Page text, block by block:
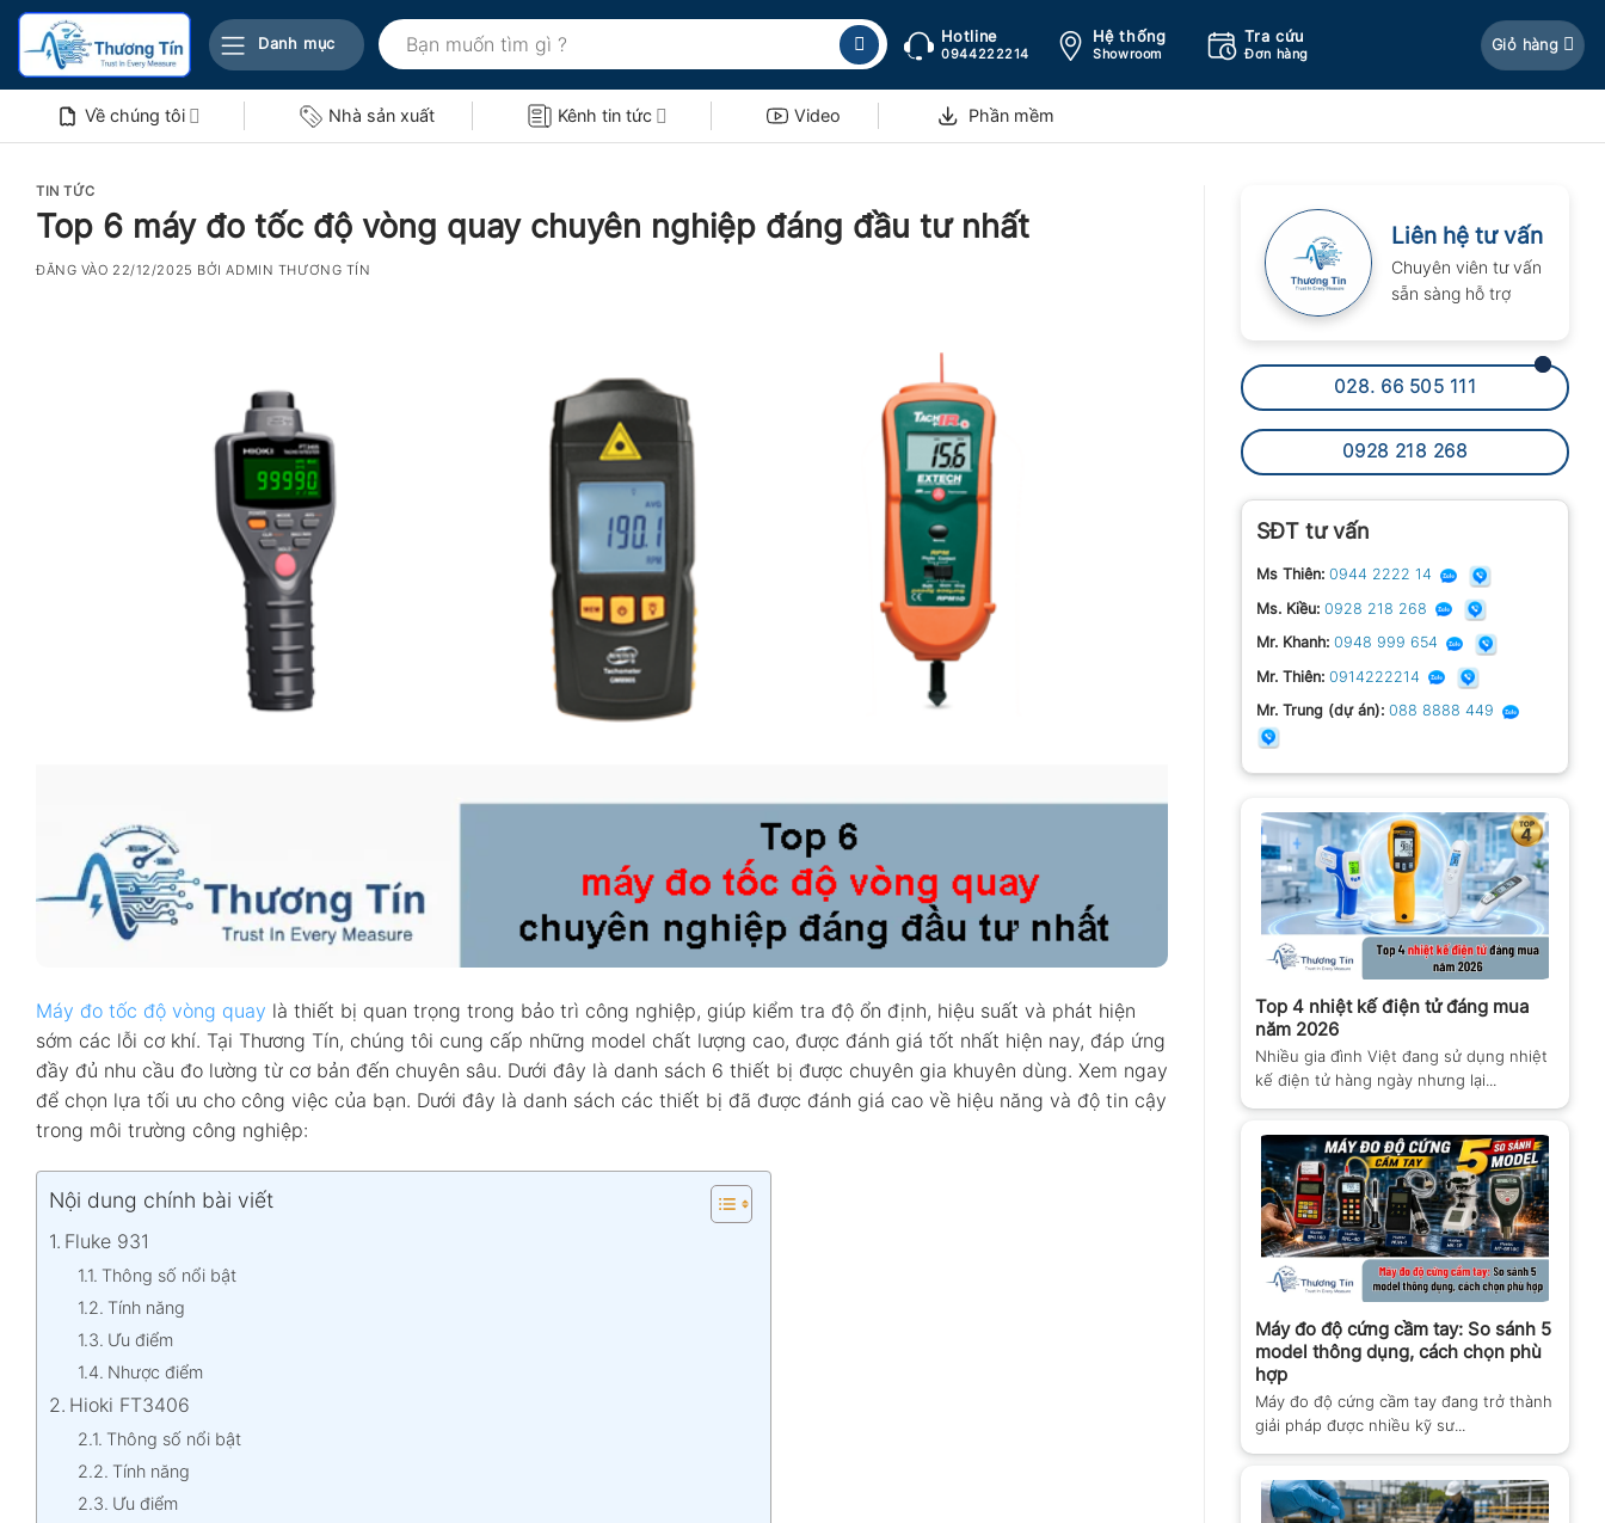
Bỏ
nội
Danh mục
Tìm
kiếm:
Hotline
0944222214
Hệ thống
Showroom
Tra cứu
Đơn hàng
Giỏ hàng
Về chúng tôi Nhà sản xuất Kênh tin tức Video Phần mềm
TIN TỨC
Top 6 máy đo tốc độ vòng quay chuyên nghiệp đáng đầu tư nhất
ĐĂNG VÀO 22/12/2025 BỞIADMIN THƯƠNG TÍN
Máy đo tốc độ vòng quay là thiết bị quan trọng trong bảo trì công nghiệp, giúp kiểm tra độ ổn định, hiệu suất và phát hiện
sớm các lỗi cơ khí. Tại Thương Tín, chúng tôi cung cấp những model chất lượng cao, được đánh giá tốt nhất hiện nay, đáp ứng
đầy đủ nhu cầu đo lường từ cơ bản đến chuyên sâu. Dưới đây là danh sách 6 thiết bị được chuyên gia khuyên dùng. Xem ngay
để chọn lựa tối ưu cho công việc của bạn. Dưới đây là danh sách các thiết bị đã được đánh giá cao về hiệu năng và độ tin cậy
trong môi trường công nghiệp:
Nội dung chính bài viết
Fluke 931
Thông số nổi bật
Tính năng
Ưu điểm
Nhược điểm
Hioki FT3406
Thông số nổi bật
Tính năng
Ưu điểm
Liên hệ tư vấn
Chuyên viên tư vấn
sẵn sàng hỗ trợ
028. 66 505 111
0928 218 268
SĐT tư vấn
Ms Thiên: 0944 2222 14
Ms. Kiều: 0928 218 268
Mr. Khanh: 0948 999 654
Mr. Thiên: 0914222214
Mr. Trung (dự án): 088 8888 449
Top 4 nhiệt kế điện tử đáng mua
năm 2026
Nhiều gia đình Việt đang sử dụng nhiệt
kế điện tử hàng ngày nhưng lại...
Máy đo độ cứng cầm tay: So sánh 5
model thông dụng, cách chọn phù
hợp
Máy đo độ cứng cầm tay đang trở thành
giải pháp được nhiều kỹ sư...